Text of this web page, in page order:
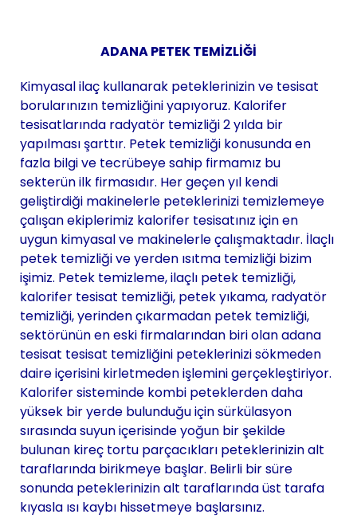
ADANA PETEK TEMİZLİĞİ
Kimyasal ilaç kullanarak peteklerinizin ve tesisat
borularınızın temizliğini yapıyoruz. Kalorifer
tesisatlarında radyatör temizliği 2 yılda bir
yapılması şarttır. Petek temizliği konusunda en
fazla bilgi ve tecrübeye sahip firmamız bu
sekterün ilk firmasıdır. Her geçen yıl kendi
geliştirdiği makinelerle peteklerinizi temizlemeye
çalışan ekiplerimiz kalorifer tesisatınız için en
uygun kimyasal ve makinelerle çalışmaktadır. İlaçlı
petek temizliği ve yerden ısıtma temizliği bizim
işimiz. Petek temizleme, ilaçlı petek temizliği,
kalorifer tesisat temizliği, petek yıkama, radyatör
temizliği, yerinden çıkarmadan petek temizliği,
sektörünün en eski firmalarından biri olan adana
tesisat tesisat temizliğini peteklerinizi sökmeden
daire içerisini kirletmeden işlemini gerçekleştiriyor.
Kalorifer sisteminde kombi peteklerden daha
yüksek bir yerde bulunduğu için sürkülasyon
sırasında suyun içerisinde yoğun bir şekilde
bulunan kireç tortu parçacıkları peteklerinizin alt
taraflarında birikmeye başlar. Belirli bir süre
sonunda peteklerinizin alt taraflarında üst tarafa
kıyasla ısı kaybı hissetmeye başlarsınız.